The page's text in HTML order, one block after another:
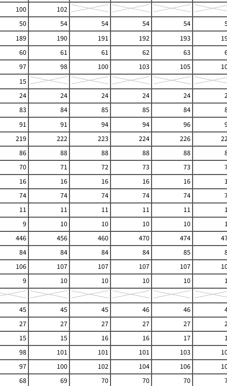
100
102
50 54 54 54 54
189 190 191 192 193
60 61 61 62 63
97 98 100 103 105
15
24 24 24 24 24
83 84 85 85 84
91 91 94 94 96
219 222 223 224 226
86 88 88 88 88
70 71 72 73 73
16 16 16 16 16
74 74 74 74 74
11 11 11 11 11
9 10 10 10 10
446 456 460 470 474
84 84 84 84 85
106 107 107 107 107
9 10 10 10 10
45 45 45 46 46
27 27 27 27 27
15 15 16 16 17
98 101 101 101 103
97 100 102 104 106
68 69 70 70 70